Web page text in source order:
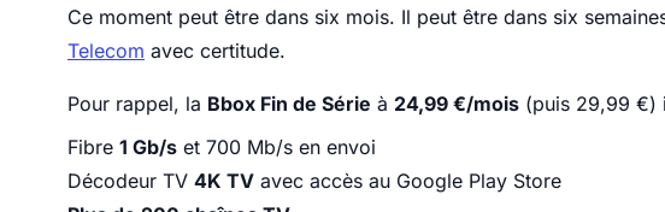
Ce moment peut être dans six mois. Il peut être dans six
Telecom avec certitude.
Pour rappel, la Bbox Fin de Série à 24,99 €/mois (puis 29,99 €)
Fibre 1 Gb/s et 700 Mb/s en envoi
Décodeur TV 4K TV avec accès au Google Play Store